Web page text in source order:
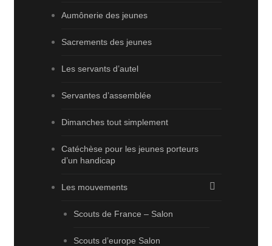
Aumônerie des jeunes
Sacrements des jeunes
Les servants d’autel
Servantes d’assemblée
Dimanches tout simplement
Catéchèse pour les jeunes porteurs
d’un handicap
Les mouvements
Scouts de France – Salon
Scouts d’europe Salon